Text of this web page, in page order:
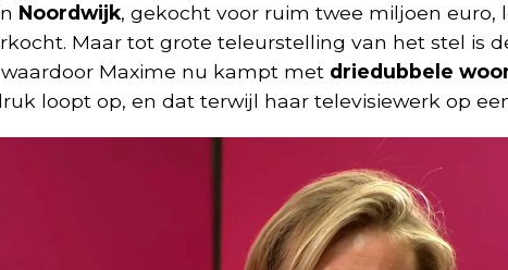
Noordwijk, gekocht voor ruim twee miljoen euro,
Maar tot grote teleurstelling van het stel is
waardoor Maxime nu kampt met driedubbele
loopt op, en dat terwijl haar televisiewerk op